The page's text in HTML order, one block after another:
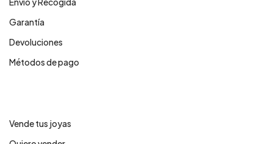
Garantía
Devoluciones
Métodos de pago
Vende tus joyas